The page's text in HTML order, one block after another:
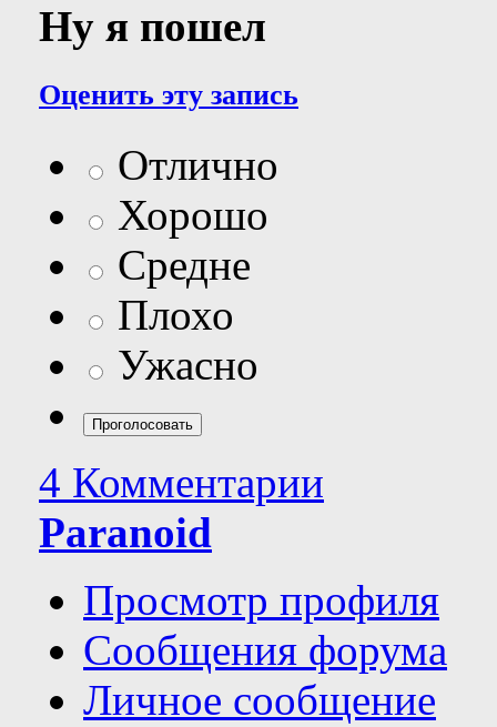
Ну я пошел
Оценить эту запись
Отлично
Хорошо
Средне
Плохо
Ужасно
4 Комментарии
Paranoid
Просмотр профиля
Сообщения форума
Личное сообщение